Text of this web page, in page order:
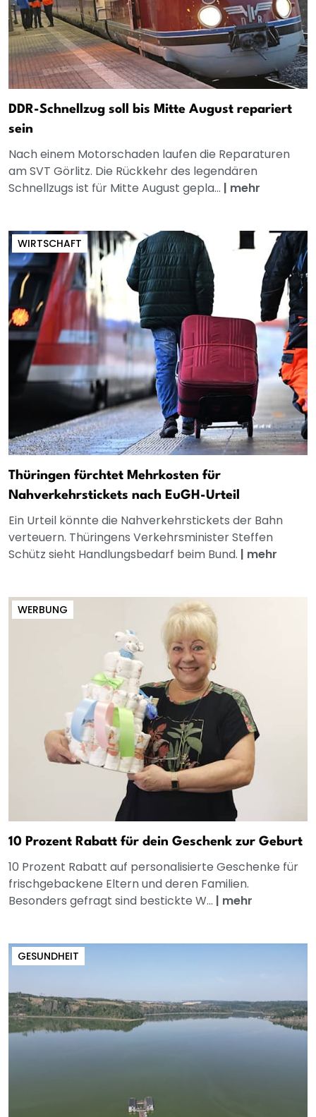
DDR-Schnellzug soll bis Mitte August repariert
sein
Nach einem Motorschaden laufen die Reparaturen
am SVT Görlitz. Die Rückkehr des legendären
Schnellzugs ist für Mitte August gepla... | mehr
WIRTSCHAFT
Thüringen fürchtet Mehrkosten für
Nahverkehrstickets nach EuGH-Urteil
Ein Urteil könnte die Nahverkehrstickets der Bahn
verteuern. Thüringens Verkehrsminister Steffen
Schütz sieht Handlungsbedarf beim Bund. | mehr
WERBUNG
10 Prozent Rabatt für dein Geschenk zur Geburt
10 Prozent Rabatt auf personalisierte Geschenke für
frischgebackene Eltern und deren Familien.
Besonders gefragt sind bestickte W... | mehr
GESUNDHEIT